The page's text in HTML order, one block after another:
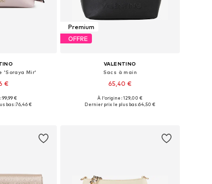
'Soraya Mir'
€
One Size
99,99 €
bas :76,46 €
Premium
OFFRE
VALENTINO
Sacs à main
65,40 €
Tailles disponibles: One Size
À l'origine : 129,00 €
Dernier prix le plus bas :64,50 €